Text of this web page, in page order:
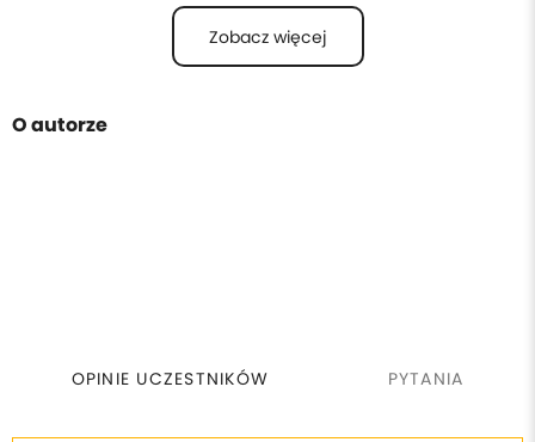
Zobacz więcej
O autorze
OPINIE UCZESTNIKÓW PYTANIA